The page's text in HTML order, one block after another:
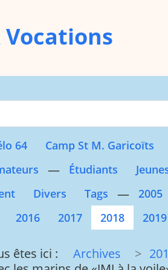
Vocations
64 Camp St M. Garicoïts
— Étudiants
Divers Tags — 2005
2016 2017 2018 2019
êtes ici : Archives